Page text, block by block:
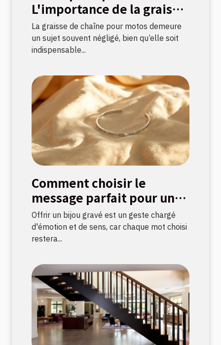
L'importance de la graisse
de chaîne pour motos
La graisse de chaîne pour motos demeure
un sujet souvent négligé, bien qu’elle soit
indispensable...
Comment choisir le
message parfait pour un
bijou gravé ?
Offrir un bijou gravé est un geste chargé
d'émotion et de sens, car chaque mot choisi
restera...